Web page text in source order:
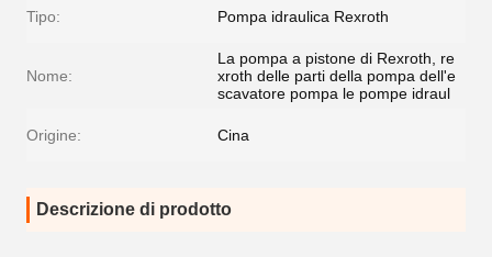
Tipo: Pompa idraulica Rexroth
Nome:
La pompa a pistone di Rexroth, re
xroth delle parti della pompa dell'e
scavatore pompa le pompe idraul
Origine: Cina
Descrizione di prodotto